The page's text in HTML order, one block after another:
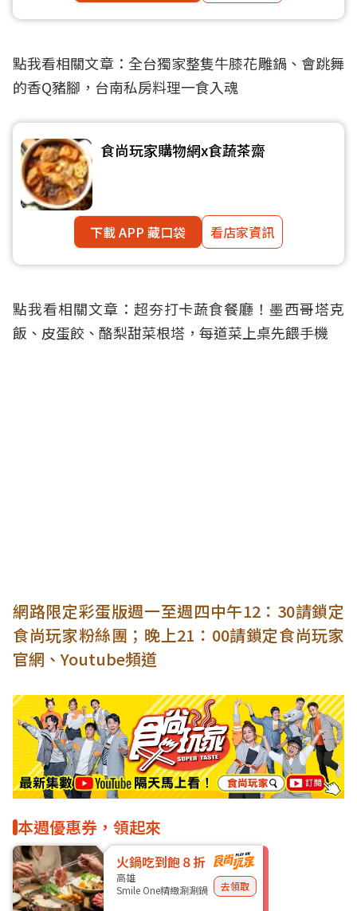
點我看相關文章： 全台獨家整隻牛膝花雕鍋、會跳舞
的香Q豬腳，台南私房料理一食入魂
食尚玩家購物網x食蔬茶齋
下載 APP 藏口袋 看店家資訊
點我看相關文章： 超夯打卡蔬食餐廳！墨西哥塔克
飯、皮蛋餃、酪梨甜菜根塔，每道菜上桌先餵手機
網路限定彩蛋版週一至週四中午12：30請鎖定
食尚玩家粉絲團；晚上21：00請鎖定食尚玩家
官網、Youtube頻道
本週優惠券，領起來
火鍋吃到飽８折
高雄
Smile One精緻涮涮鍋
去領取